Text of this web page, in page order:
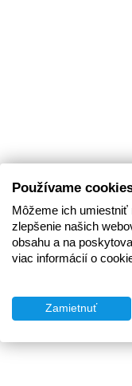
Používame
Môžeme ich umiestniť
zlepšenie našich
obsahu a na
viac informácií o
Zamietnuť